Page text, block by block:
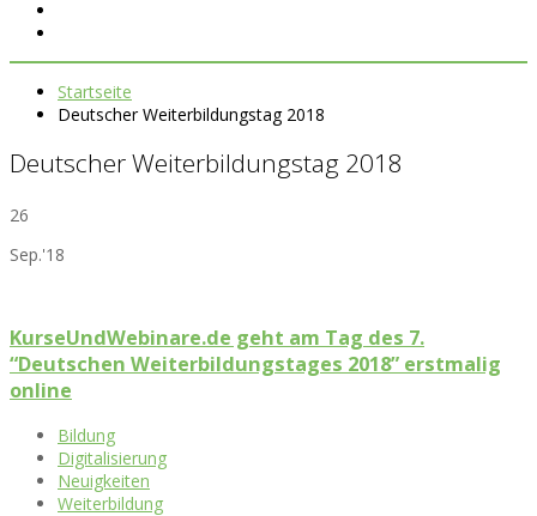
Startseite
Deutscher Weiterbildungstag 2018
Deutscher Weiterbildungstag 2018
26
Sep.'18
KurseUndWebinare.de geht am Tag des 7.
“Deutschen Weiterbildungstages 2018” erstmalig
online
Bildung
Digitalisierung
Neuigkeiten
Weiterbildung